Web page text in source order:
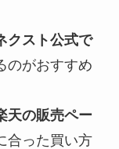
クスト公式で
のがおすすめ
天の販売ペー
合った買い方